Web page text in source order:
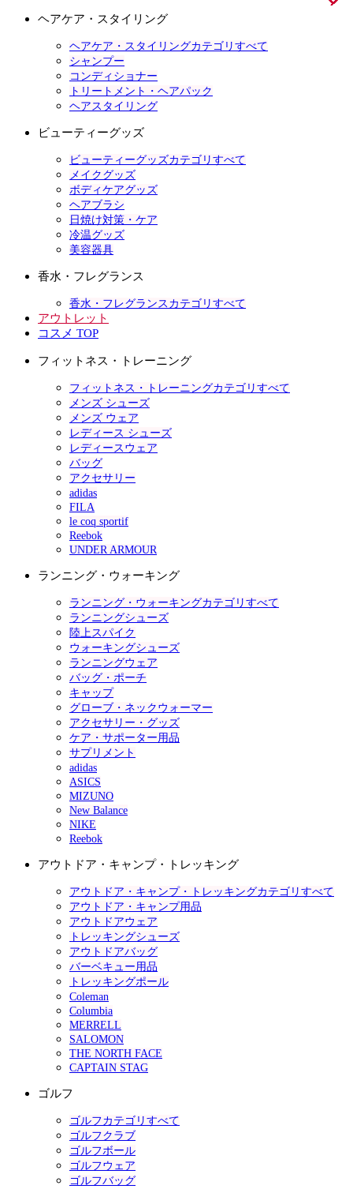
ヘアケア・スタイリング
ヘアケア・スタイリングカテゴリすべて
シャンプー
コンディショナー
トリートメント・ヘアパック
ヘアスタイリング
ビューティーグッズ
ビューティーグッズカテゴリすべて
メイクグッズ
ボディケアグッズ
ヘアブラシ
日焼け対策・ケア
冷温グッズ
美容器具
香水・フレグランス
香水・フレグランスカテゴリすべて
アウトレット
コスメ TOP
フィットネス・トレーニング
フィットネス・トレーニングカテゴリすべて
メンズ シューズ
メンズ ウェア
レディース シューズ
レディースウェア
バッグ
アクセサリー
adidas
FILA
le coq sportif
Reebok
UNDER ARMOUR
ランニング・ウォーキング
ランニング・ウォーキングカテゴリすべて
ランニングシューズ
陸上スパイク
ウォーキングシューズ
ランニングウェア
バッグ・ポーチ
キャップ
グローブ・ネックウォーマー
アクセサリー・グッズ
ケア・サポーター用品
サプリメント
adidas
ASICS
MIZUNO
New Balance
NIKE
Reebok
アウトドア・キャンプ・トレッキング
アウトドア・キャンプ・トレッキングカテゴリすべて
アウトドア・キャンプ用品
アウトドアウェア
トレッキングシューズ
アウトドアバッグ
バーベキュー用品
トレッキングポール
Coleman
Columbia
MERRELL
SALOMON
THE NORTH FACE
CAPTAIN STAG
ゴルフ
ゴルフカテゴリすべて
ゴルフクラブ
ゴルフボール
ゴルフウェア
ゴルフバッグ